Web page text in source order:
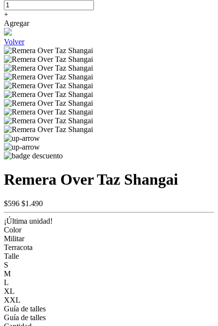
+
Agregar
Volver
Remera Over Taz Shangai
$596 $1.490
¡Última unidad!
Color
Militar
Terracota
Talle
S
M
L
XL
XXL
Guía de talles
Guía de talles